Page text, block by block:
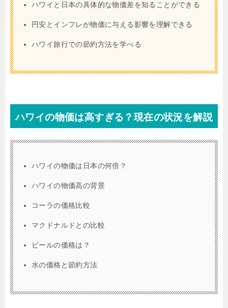
ハワイと日本の具体的な物価差を知ることができる
円安とインフレが物価に与える影響を理解できる
ハワイ旅行での節約方法を学べる
ハワイの物価は高すぎる？現在の状況を解説
ハワイの物価は日本の何倍？
ハワイの物価高の背景
コーラの価格比較
マクドナルドとの比較
ビールの価格は？
水の価格と節約方法